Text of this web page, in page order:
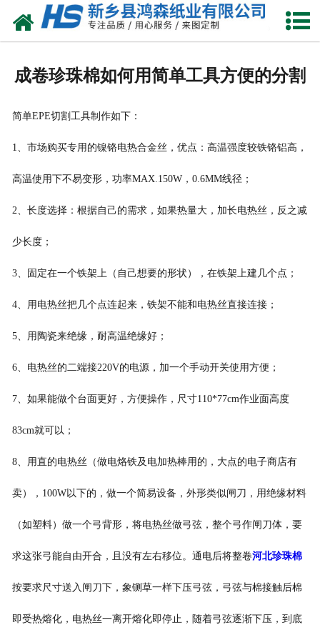
网站首页
公司风采
联系我们
成卷珍珠棉如何用简单工具方便的分割
简单EPE切割工具制作如下：
1、市场购买专用的镍铬电热合金丝，优点：高温强度较铁铬铝高，
高温使用下不易变形，功率MAX.150W，0.6MM线径；
2、长度选择：根据自己的需求，如果热量大，加长电热丝，反之减
少长度；
3、固定在一个铁架上（自己想要的形状），在铁架上建几个点；
4、用电热丝把几个点连起来，铁架不能和电热丝直接连接；
5、用陶瓷来绝缘，耐高温绝缘好；
6、电热丝的二端接220V的电源，加一个手动开关使用方便；
7、如果能做个台面更好，方便操作，尺寸110*77cm作业面高度
83cm就可以；
8、用直的电热丝（做电烙铁及电加热棒用的，大点的电子商店有
卖），100W以下的，做一个简易设备，外形类似闸刀，用绝缘材料
（如塑料）做一个弓背形，将电热丝做弓弦，整个弓作闸刀体，要
求这张弓能自由开合，且没有左右移位。通电后将整卷河北珍珠棉
按要求尺寸送入闸刀下，象铡草一样下压弓弦，弓弦与棉接触后棉
即受热熔化，电热丝一离开熔化即停止，随着弓弦逐渐下压，到底